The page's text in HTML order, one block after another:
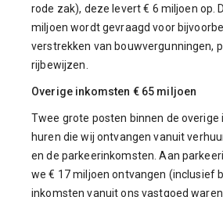
rode zak), deze levert € 6 miljoen op.
miljoen wordt gevraagd voor
verstrekken van bouwvergunningen,
rijbewijzen.
Overige inkomsten € 65 miljoen
Twee grote posten binnen de overige
huren die wij ontvangen vanuit
en de parkeerinkomsten. Aan
we € 17 miljoen ontvangen (inclusief
inkomsten vanuit ons vastgoed waren